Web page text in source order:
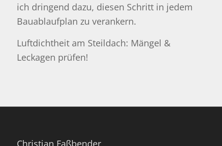
ich dringend dazu, diesen Schritt in jedem
Bauablaufplan zu verankern.
Luftdichtheit am Steildach: Mängel &
Leckagen prüfen!